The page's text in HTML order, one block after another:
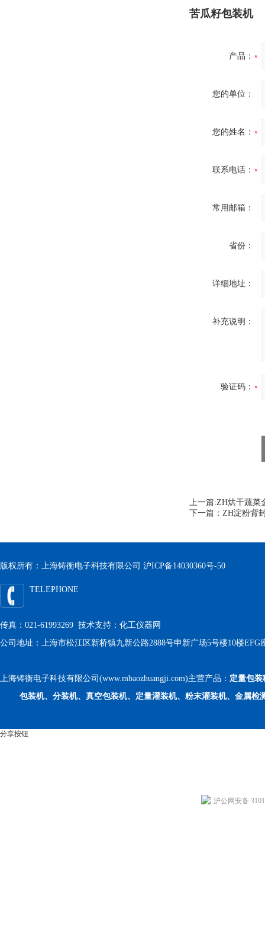
苦瓜籽包装机
产品：
您的单位：
您的姓名：
联系电话：
常用邮箱：
省份：
详细地址：
补充说明：
验证码：
上一篇:ZH烘干蔬菜
下一篇： ZH淀粉背
版权所有：上海铸衡电子科技有限公司 沪ICP备14030360号-50
TELEPHONE
传真：021-61993269 技术支持： 化工仪器网
公司地址：上海市松江区新桥镇九新公路2888号申新广场5号楼10楼EFG
上海铸衡电子科技有限公司(www.mbaozhuangji.com)主营产品： 定量包装
包装机、分装机、真空包装机、定量灌装机、粉末灌装机、金属检
分享按钮
沪公网安备